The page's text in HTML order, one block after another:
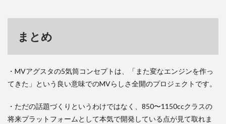
まとめ
・MVアグスタの5気筒コンセプトは、「また変なエンジンを作っ
てきた」という良い意味でのMVらしさ全開のプロジェクトです。
・ただの話題づくりというわけではなく、850〜1150ccクラスの
将来プラットフォームとして本気で開発している点が見て取れま